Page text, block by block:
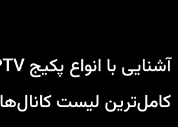
کامل‌ترین لیست کانال‌ها